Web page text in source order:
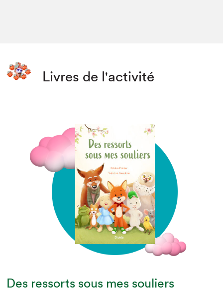
Livres de l'activité
Des ressorts sous mes souliers